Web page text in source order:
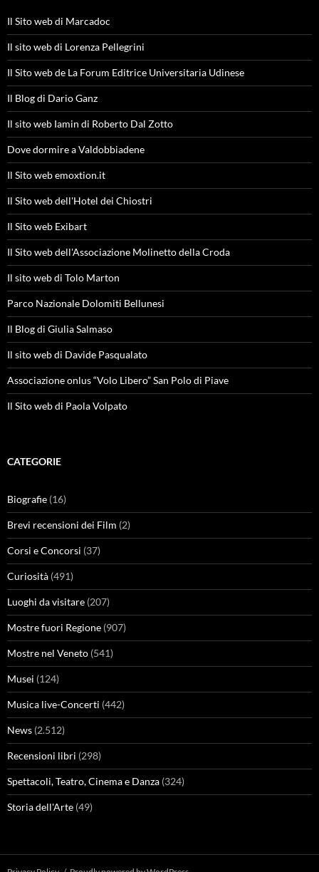
Il Sito web di Marcadoc
Il sito web di Lorenza Pellegrini
Il Sito web de La Forum Editrice Universitaria Udinese
Il Blog di Dario Ganz
Il sito web Iamin di Roberto Dal Zotto
Dove dormire a Valdobbiadene
Il Sito web emoxtion.it
Il Sito web dell'Hotel dei Chiostri
Il Sito web Exibart
Il Sito web dell'Associazione Molinetto della Croda
Il sito web di Tolo Marton
Parco Nazionale Dolomiti Bellunesi
Il Blog di Giulia Salmaso
Il sito web di Davide Pasqualato
Associazione onlus “Volo Libero” San Polo di Piave
Il Sito web di Paola Volpato
CATEGORIE
Biografie (16)
Brevi recensioni dei Film (2)
Corsi e Concorsi (37)
Curiosità (491)
Luoghi da visitare (207)
Mostre fuori Regione (907)
Mostre nel Veneto (541)
Musei (124)
Musica live-Concerti (442)
News (2.512)
Recensioni libri (298)
Spettacoli, Teatro, Cinema e Danza (324)
Storia dell'Arte (49)